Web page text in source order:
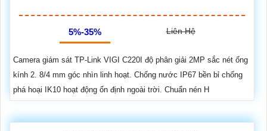
5%-35% Liên Hệ
Camera giám sát TP-Link VIGI C220I độ phân giải 2MP sắc nét ống
kính 2. 8/4 mm góc nhìn linh hoạt. Chống nước IP67 bền bỉ chống
phá hoại IK10 hoạt động ổn định ngoài trời. Chuẩn nén H